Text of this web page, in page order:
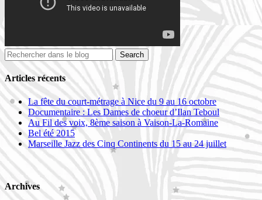
Articles récents
La fête du court-métrage à Nice du 9 au 16 octobre
Documentaire : Les Dames de choeur d’Ilan Teboul
Au Fil des voix, 8ème saison à Vaison-La-Romaine
Bel été 2015
Marseille Jazz des Cinq Continents du 15 au 24 juillet
Archives